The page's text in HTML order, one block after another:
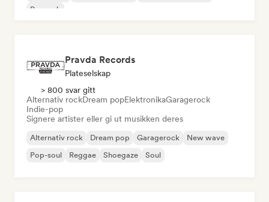
Poprock
Pravda Records
Plateselskap
> 800 svar gitt
Alternativ rockDream popElektronikaGaragerock
Indie-pop
Signere artister eller gi ut musikken deres
Alternativ rock Dream pop Garagerock
New wave
Pop-soul
Reggae Shoegaze Soul